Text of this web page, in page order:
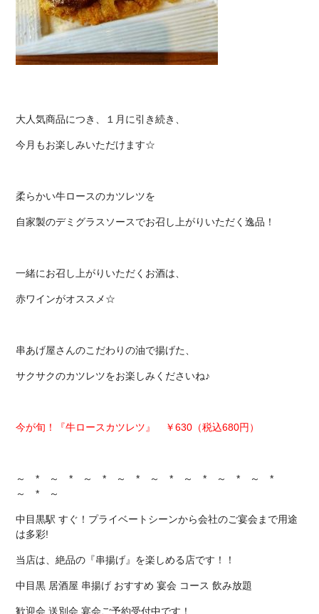
大人気商品につき、１月に引き続き、
今月もお楽しみいただけます☆
柔らかい牛ロースのカツレツを
自家製のデミグラスソースでお召し上がりいただく逸品！
一緒にお召し上がりいただくお酒は、
赤ワインがオススメ☆
串あげ屋さんのこだわりの油で揚げた、
サクサクのカツレツをお楽しみくださいね♪
今が旬！『牛ロースカツレツ』 ￥630（税込680円）
～ * ～ * ～ * ～ * ～ * ～ * ～ * ～ *
～ * ～
中目黒駅 すぐ！プライベートシーンから会社のご宴会まで用途
は多彩!
当店は、絶品の『串揚げ』を楽しめる店です！！
中目黒 居酒屋 串揚げ おすすめ 宴会 コース 飲み放題
歓迎会 送別会 宴会ご予約受付中です！